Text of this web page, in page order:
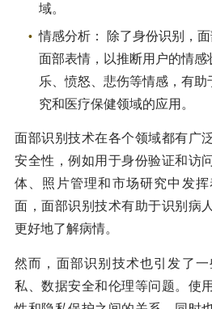
域。
情感分析： 除了身份识别，
面部表情，以推断用户的情感
乐、愤怒、悲伤等情感，有
究和医疗保健领域的应用。
面部识别技术在各个领域都有广
安全性，例如用于身份验证和访
体、照片管理和市场研究中发
面，面部识别技术有助于识别病
更好地了解病情。
然而，面部识别技术也引发了
私、数据安全和伦理等问题。使